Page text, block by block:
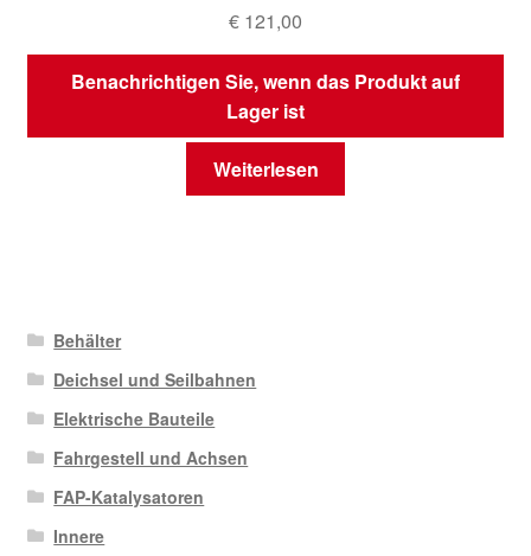
€ 121,00
Benachrichtigen Sie, wenn das Produkt auf
Lager ist
Weiterlesen
Behälter
Deichsel und Seilbahnen
Elektrische Bauteile
Fahrgestell und Achsen
FAP-Katalysatoren
Innere